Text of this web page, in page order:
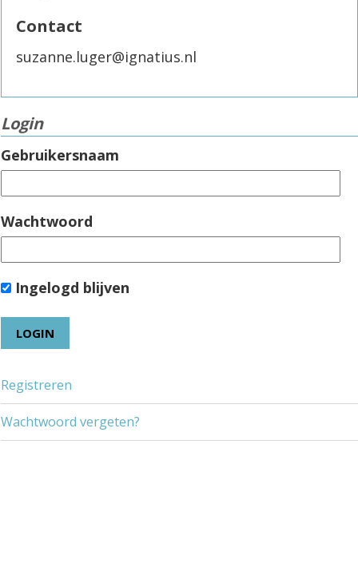
Contact
suzanne.luger@ignatius.nl
Login
Gebruikersnaam
Wachtwoord
Ingelogd blijven
Registreren
Wachtwoord vergeten?